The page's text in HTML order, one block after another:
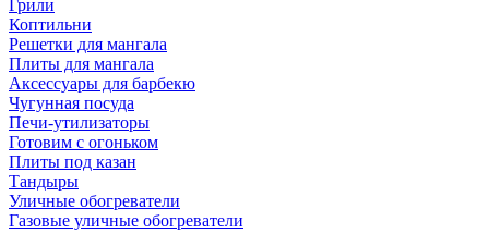
Грили
Коптильни
Решетки для мангала
Плиты для мангала
Аксессуары для барбекю
Чугунная посуда
Печи-утилизаторы
Готовим с огоньком
Плиты под казан
Тандыры
Уличные обогреватели
Газовые уличные обогреватели